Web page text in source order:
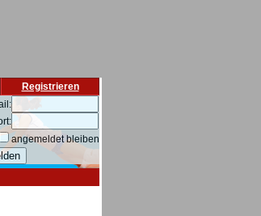
Registrieren
angemeldet bleiben